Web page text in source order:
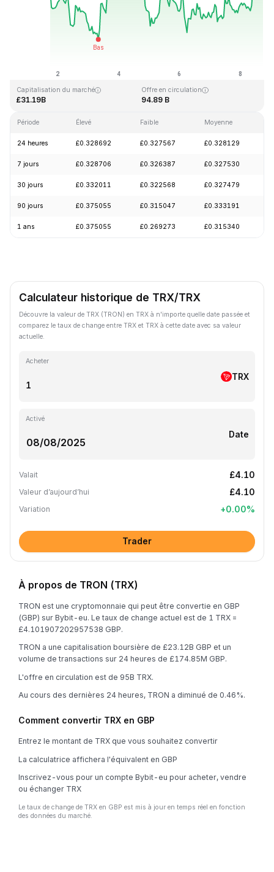
Dernière mise à jour : 2026-08-08, 17:42 GMT+0
£0.001804
Capitalisation du marché
£31.19B
Offre en circulation
94.89 B
Période Élevé Faible Moyenne
24 heures £0.328692 £0.327567 £0.328129
7 jours £0.328706 £0.326387 £0.327530
30 jours £0.332011 £0.322568 £0.327479
90 jours £0.375055 £0.315047 £0.333191
1 ans £0.375055 £0.269273 £0.315340
Calculateur historique de TRX/TRX
Découvre la valeur de TRX (TRON) en TRX à n'importe quelle date passée et
comparez le taux de change entre TRX et TRX à cette date avec sa valeur
actuelle.
Acheter
TRX
Activé
Date
Valait £4.10
Valeur d’aujourd’hui £4.10
Variation +0.00%
Trader
À propos de TRON (TRX)
TRON est une cryptomonnaie qui peut être convertie en GBP
(GBP) sur Bybit-eu. Le taux de change actuel est de 1 TRX =
£4.101907202957538 GBP.
TRON a une capitalisation boursière de £23.12B GBP et un
volume de transactions sur 24 heures de £174.85M GBP.
L'offre en circulation est de 95B TRX.
Au cours des dernières 24 heures, TRON a diminué de 0.46%.
Comment convertir TRX en GBP
Entrez le montant de TRX que vous souhaitez convertir
La calculatrice affichera l'équivalent en GBP
Inscrivez-vous pour un compte Bybit-eu pour acheter, vendre
ou échanger TRX
Le taux de change de TRX en GBP est mis à jour en temps réel en fonction
des données du marché.